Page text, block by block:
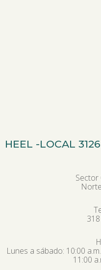
HEEL -LOCAL 3126
Sector
Lunes a sábado: 10:00
11:00